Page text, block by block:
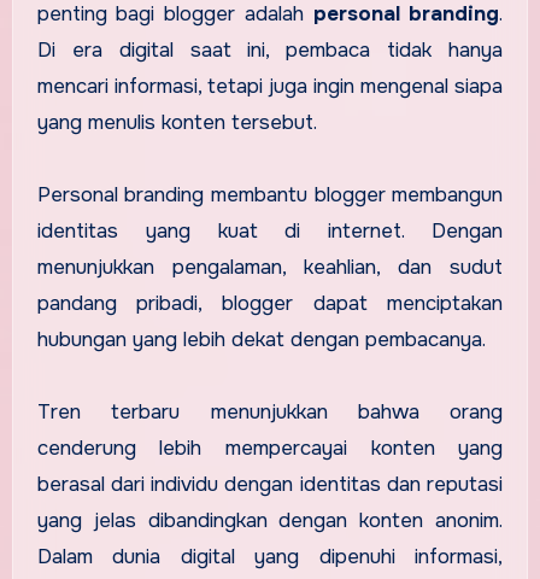
penting bagi blogger adalah personal branding.
Di era digital saat ini, pembaca tidak hanya
mencari informasi, tetapi juga ingin mengenal siapa
yang menulis konten tersebut.
Personal branding membantu blogger membangun
identitas yang kuat di internet. Dengan
menunjukkan pengalaman, keahlian, dan sudut
pandang pribadi, blogger dapat menciptakan
hubungan yang lebih dekat dengan pembacanya.
Tren terbaru menunjukkan bahwa orang
cenderung lebih mempercayai konten yang
berasal dari individu dengan identitas dan reputasi
yang jelas dibandingkan dengan konten anonim.
Dalam dunia digital yang dipenuhi informasi,